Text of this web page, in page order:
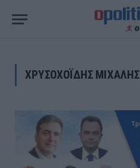
ΧΡΥΣΟΧΟΪΔΗΣ ΜΙΧΑΛΗΣ